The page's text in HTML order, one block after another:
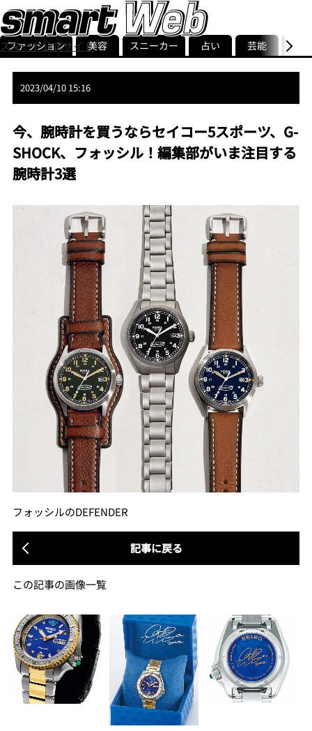
スマート公式サイト
smart最新号
記事一覧ランキング
ストリ
ファッション 美容 スニーカー 占い 芸能 グル
2023/04/10 15:16
今、腕時計を買うならセイコー5スポーツ、G-
SHOCK、フォッシル！編集部がいま注目する
腕時計3選
フォッシルのDEFENDER
記事に戻る
この記事の画像一覧